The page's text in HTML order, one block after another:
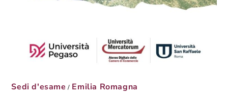
Sedi d'esame / Emilia Romagna